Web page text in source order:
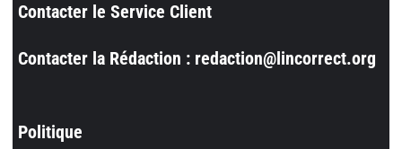
Contacter le Service Client
Contacter la Rédaction : redaction@lincorrect.org
Politique